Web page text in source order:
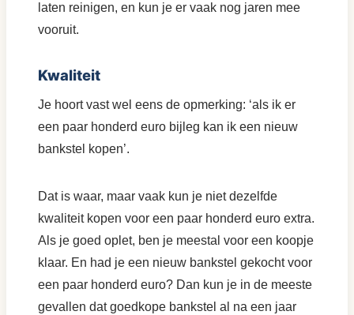
laten reinigen, en kun je er vaak nog jaren mee
vooruit.
Kwaliteit
Je hoort vast wel eens de opmerking: ‘als ik er
een paar honderd euro bijleg kan ik een nieuw
bankstel kopen’.
Dat is waar, maar vaak kun je niet dezelfde
kwaliteit kopen voor een paar honderd euro extra.
Als je goed oplet, ben je meestal voor een koopje
klaar. En had je een nieuw bankstel gekocht voor
een paar honderd euro? Dan kun je in de meeste
gevallen dat goedkope bankstel al na een jaar